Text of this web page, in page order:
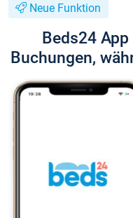
Neue Funktion
Beds24
Buchungen,